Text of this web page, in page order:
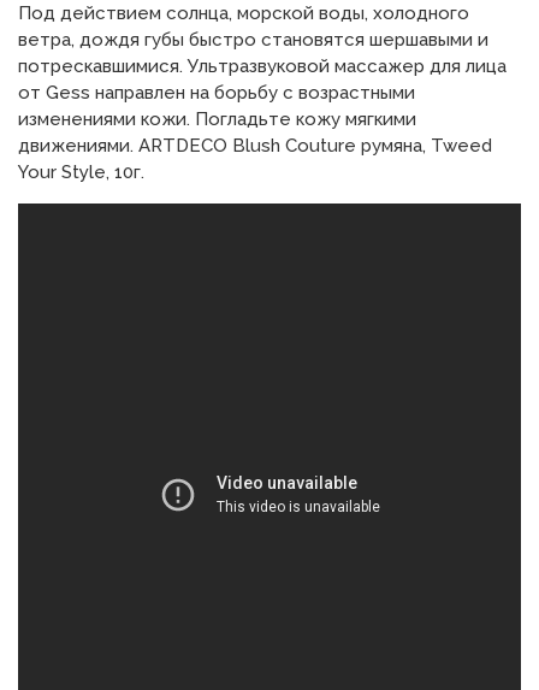
Под действием солнца, морской воды, холодного
ветра, дождя губы быстро становятся шершавыми и
потрескавшимися. Ультразвуковой массажер для лица
от Gess направлен на борьбу с возрастными
изменениями кожи. Погладьте кожу мягкими
движениями. ARTDECO Blush Couture румяна, Tweed
Your Style, 10г.